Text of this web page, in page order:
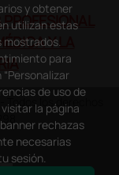
Y LA
los derechos
y obtener
utilizan estas
mostrados.
para
de uso de
la página
rechazas
necesarias
sesión.